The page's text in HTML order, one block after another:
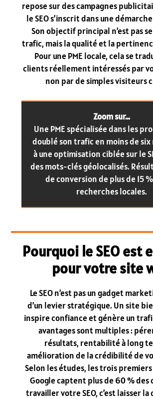
repose sur des campagnes
le SEO s’inscrit dans une
Son objectif principal n’est pas
trafic, mais la qualité et la
Pour une PME locale, cela se
clients réellement intéressés par
non par de simples visiteurs
Zoom sur…
Une PME spécialisée dans les
doublé son trafic en moins de six
à une optimisation ciblée sur le
des mots-clés géolocalisés.
de conversion de plus de 15
recherches locales.
Pourquoi le SEO est
pour votre site
Le SEO n’est pas un gadget
d’un levier stratégique. Un site
inspire confiance et génère un
avantages sont multiples :
résultats, rentabilité à long
amélioration de la crédibilité de
Selon les études, les trois
Google captent plus de 60 % des
travailler votre SEO, c’est laisser